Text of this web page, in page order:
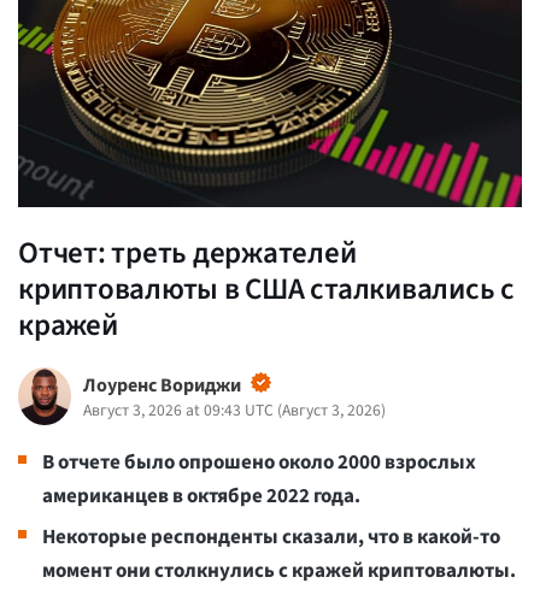
Отчет: треть держателей
криптовалюты в США сталкивались с
кражей
Лоуренс Вориджи
Август 3, 2026 at 09:43 UTC (Август 3, 2026)
В отчете было опрошено около 2000 взрослых
американцев в октябре 2022 года.
Некоторые респонденты сказали, что в какой-то
момент они столкнулись с кражей криптовалюты.